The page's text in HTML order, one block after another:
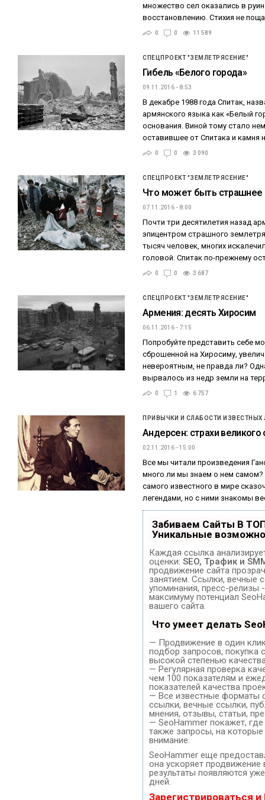
множество сел оказались в
восстановлению. Стихия не
0 0 11 589
СПЕЦПРОЕКТ "ЗЕМЛЕТРЯСЕНИЕ"
Гибель «Белого города»
09.11.2016 - 8:53
В декабре 1988 года Спитак,
армянского языка как «Белый
основания. Виной тому стало
оставившее от Спитака и камня
0 0 3 090
СПЕЦПРОЕКТ "ЗЕМЛЕТРЯСЕНИЕ"
Что может быть страшнее
07.11.2016 - 8:00
Почти три десятилетия назад
эпицентром страшного
тысяч человек, многих
головой. Спитак по-прежнему
0 0 3 687
СПЕЦПРОЕКТ "ЗЕМЛЕТРЯСЕНИЕ"
Армения: десять Хиросим
06.11.2016 - 7:15
Попробуйте представить себе
сброшенной на Хиросиму,
невероятным, не правда ли?
вырвалось из недр земли на
0 1 6 757
ПРИВЫЧКИ И СЛАБОСТИ
Андерсен: страхи великого
02.11.2016 - 15:00
Все мы читали произведения
много ли мы знаем о нем самом?
самого известного в мире
легендами, но с ними знакомы
Забиваем Сайты В
Уникальные
Каждая ссылка
оценки:SEO, Трафик и
продвижение сайта
занятием. Ссылки, вечные
упоминания, пресс-релизы
максимуму потенциал
вашего сайта.
Что умеет делать
— Продвижение в один
подбор запросов, покупка
высокой степенью
— Регулярная проверка
чем 100 показателям и
показателей качества
— Все известные форматы
ссылки, вечные ссылки,
мнения, отзывы, статьи,
— SeoHammer покажет,
также запросы, на
внимание.
SeoHammer еще
она ускоряет продвижение
результаты появляются
дней.
Зарегистрироваться и